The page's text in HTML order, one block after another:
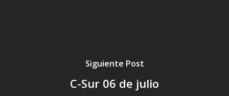
Siguiente Post
C-Sur 06 de julio